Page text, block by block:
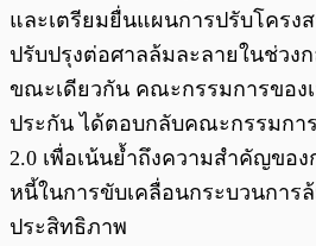
และเตรียมยื่นแผนการปรับโครง
ปรับปรุงต่อศาลล้มละลายในช่วง
ขณะเดียวกัน คณะกรรมการของ
ประกัน ได้ตอบกลับคณะกรรมกา
2.0 เพื่อเน้นย้ำถึงความสำคัญของ
หนี้ในการขับเคลื่อนกระบวนการ
ประสิทธิภาพ